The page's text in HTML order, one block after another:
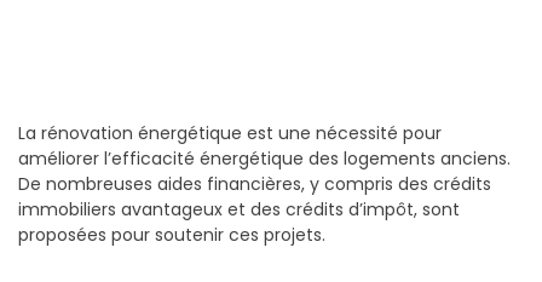
La rénovation énergétique est une nécessité pour
améliorer l’efficacité énergétique des logements anciens.
De nombreuses aides financières, y compris des crédits
immobiliers avantageux et des crédits d’impôt, sont
proposées pour soutenir ces projets.